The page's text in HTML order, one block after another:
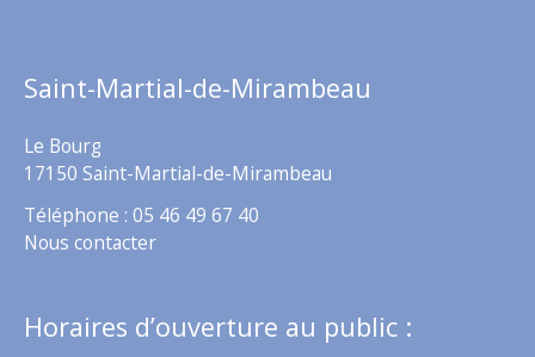
Saint-Martial-de-Mirambeau
Le Bourg
17150 Saint-Martial-de-Mirambeau
Téléphone : 05 46 49 67 40
Nous contacter
Horaires d’ouverture au public :